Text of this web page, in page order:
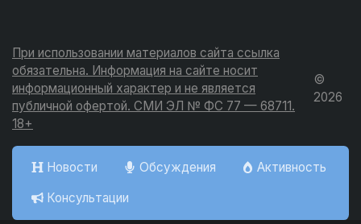
При использовании материалов сайта ссылка
обязательна. Информация на сайте носит
информационный характер и не является
публичной офертой. СМИ ЭЛ № ФС 77 — 68711.
18+
©
2026
Новости Обсуждения
Активность
Консультации